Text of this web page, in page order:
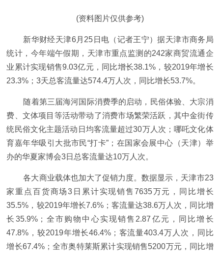
(资料图片仅供参考)
新华财经天津6月25日电（记者王宁）据天津市商务局
统计，今年端午假期，天津市重点监测的242家商贸流通企
业累计实现销售9.03亿元，同比增长38.1%，较2019年增长
23.3%；3天总客流量达574.4万人次，同比增长53.7%。
随着第三届海河国际消费季的启动，民俗体验、大宗消
费、文体项目等活动带动了消费市场繁荣活跃，其中金街传
统民俗文化主题活动日均客流量超过30万人次；哪吒文化体
育嘉年华吸引大批市民“打卡”；在国家会展中心（天津）举
办的华夏家博会3日总客流量达10万人次。
各大商业载体也加大了促销力度。数据显示，天津市23
家重点百货商场3日累计实现销售7635万元，同比增长
35.5%，较2019年增长7.6%；客流量达38.6万人次，同比增
长35.9%；全市购物中心实现销售2.87亿元，同比增长
47.8%，较2019年增长46.4%；客流量403.4万人次，同比
增长67.4%；全市奥特莱斯累计实现销售5200万元，同比增